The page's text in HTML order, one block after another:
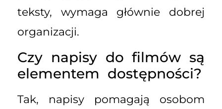
teksty, wymaga głównie dobrej
organizacji.
Czy napisy do filmów są
elementem dostępności?
Tak, napisy pomagają osobom